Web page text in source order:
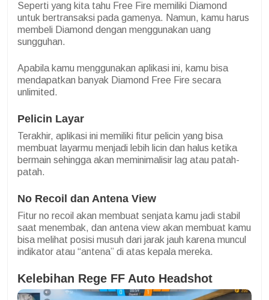
Seperti yang kita tahu Free Fire memiliki Diamond
untuk bertransaksi pada gamenya. Namun, kamu harus
membeli Diamond dengan menggunakan uang
sungguhan.
Apabila kamu menggunakan aplikasi ini, kamu bisa
mendapatkan banyak Diamond Free Fire secara
unlimited.
Pelicin Layar
Terakhir, aplikasi ini memiliki fitur pelicin yang bisa
membuat layarmu menjadi lebih licin dan halus ketika
bermain sehingga akan meminimalisir lag atau patah-
patah.
No Recoil dan Antena View
Fitur no recoil akan membuat senjata kamu jadi stabil
saat menembak, dan antena view akan membuat kamu
bisa melihat posisi musuh dari jarak jauh karena muncul
indikator atau “antena” di atas kepala mereka.
Kelebihan Rege FF Auto Headshot